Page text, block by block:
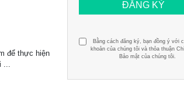
Bằng cách đăng ký, bạn đồng ý với các
của chúng tôi và thỏa thuận Chính
của chúng tôi.